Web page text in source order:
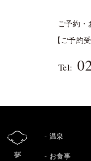
ご予約・
【ご予約
Tel:
温泉
お食事